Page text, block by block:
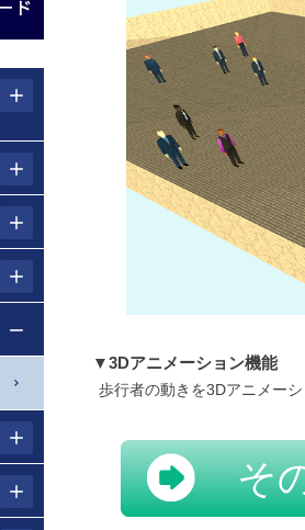
▼3Dアニメーション機能
歩行者の動きを3Dアニメー
そ